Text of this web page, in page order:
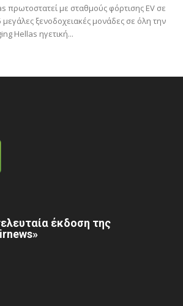
πρωτοστατεί με σταθμούς φόρτισης EV σε
ξενοδοχειακές μονάδες σε όλη την
Hellas ηγετική...
έκδοση της